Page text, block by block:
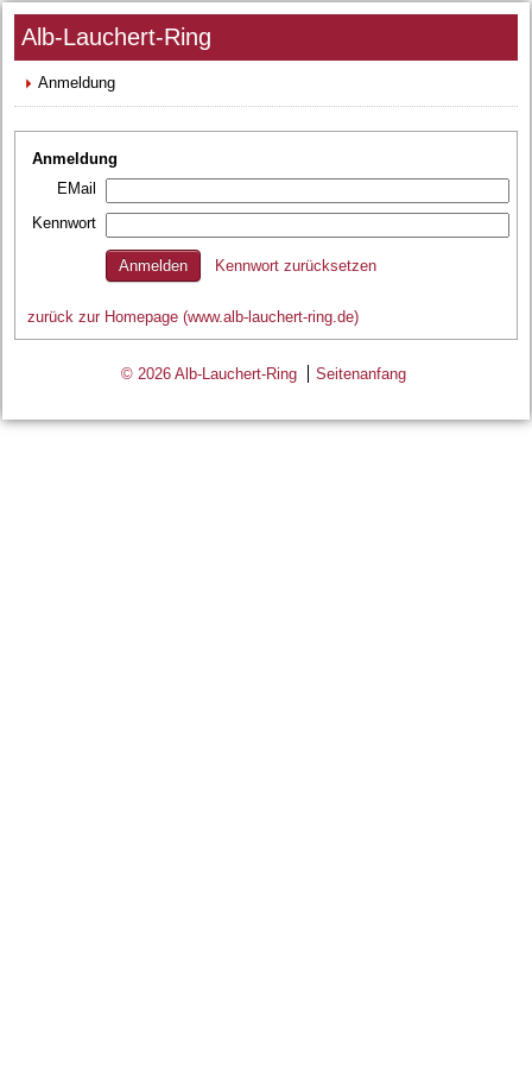
Alb-Lauchert-Ring
Anmeldung
Anmeldung
EMail
Kennwort
Kennwort zurücksetzen
zurück zur Homepage (www.alb-lauchert-ring.de)
© 2026 Alb-Lauchert-Ring Seitenanfang